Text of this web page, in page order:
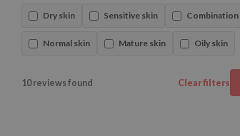
Dry skin Sensitive skin Combination
Normal skin Mature skin Oily skin
10 reviews found Clear filters